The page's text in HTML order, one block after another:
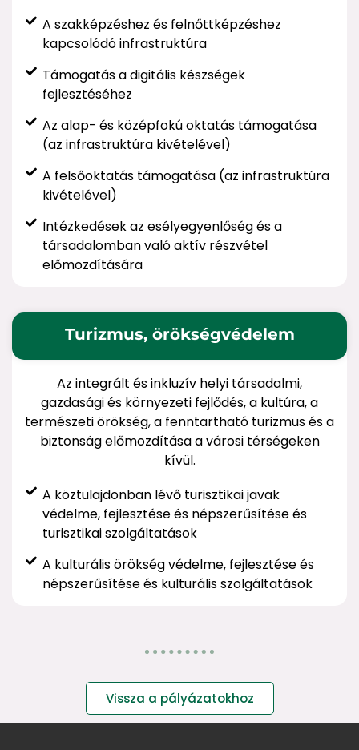
A szakképzéshez és felnőttképzéshez
kapcsolódó infrastruktúra
Támogatás a digitális készségek
fejlesztéséhez
Az alap- és középfokú oktatás támogatása
(az infrastruktúra kivételével)
A felsőoktatás támogatása (az infrastruktúra
kivételével)
Intézkedések az esélyegyenlőség és a
társadalomban való aktív részvétel
előmozdítására
Turizmus, örökségvédelem
Az integrált és inkluzív helyi társadalmi,
gazdasági és környezeti fejlődés, a kultúra, a
természeti örökség, a fenntartható turizmus és a
biztonság előmozdítása a városi térségeken
kívül.
A köztulajdonban lévő turisztikai javak
védelme, fejlesztése és népszerűsítése és
turisztikai szolgáltatások
A kulturális örökség védelme, fejlesztése és
népszerűsítése és kulturális szolgáltatások
Vissza a pályázatokhoz